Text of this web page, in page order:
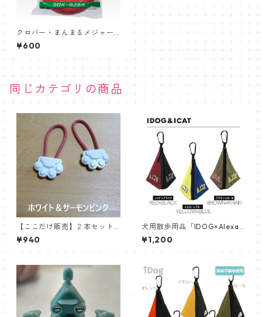
クロバー・まんまるメジャー
【手の中に納まるコンパクト
サイズ】
¥600
同じカテゴリの商品
【ここだけ販売】２本セット
【送料込み】ファスナー引手/
ジッパータブ肉球《かわいい
¥940
犬用散歩用品「IDOG×Alexan
derLeeChang」コラボレーシ
ョン三角マナーポーチ/撥水
¥1,200